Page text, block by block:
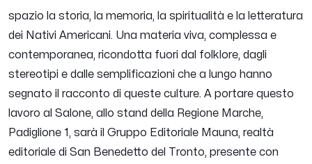
spazio la storia, la memoria, la spiritualità e la letteratura
dei Nativi Americani. Una materia viva, complessa e
contemporanea, ricondotta fuori dal folklore, dagli
stereotipi e dalle semplificazioni che a lungo hanno
segnato il racconto di queste culture. A portare questo
lavoro al Salone, allo stand della Regione Marche,
Padiglione 1, sarà il Gruppo Editoriale Mauna, realtà
editoriale di San Benedetto del Tronto, presente con